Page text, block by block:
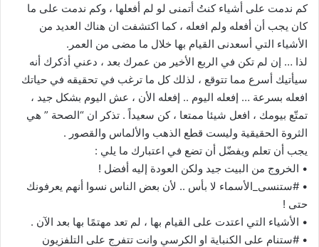
كم ندمت على أشياء كنتُ أتمنى لو لم أفعلها ، وكم ندمت على ما
كان يجب أن أفعله ولم افعله ، كما اكتشفت ان هناك العديد من
الأشياء التي أسعدنى القيام بها خلال ما مضى من العمر.
لذا … إن لم تكن في الربع الأخير من عمرك بعد ، دعني أذكرك أنه
سيأتيك أسرع مما تتوقع ، لذلك كل ما ترغب في تحقيقه في حياتك
افعله بسرعة … إفعله اليوم .. إفعله الأن ، عش اليوم بشكل جيد ،
تمتّع بيومك ، افعل شيئا ممتعا ، كن سعيداً . تذكر ان “الصحة ” هي
الثروة الحقيقية وليست قطع الذهب والألماس والقصور .
يجب أن تعلم ويفضّل أن تضع في اعتبارك ما يلي :
• الخروج من البيت جيد ولكن العودة إليه أفضل !
• #ستنسى_الأسماء لا بأس .. لأن بعض الناس نسوا أنهم يعرفونك
حتى !
• الأشياء التي اعتدت على القيام بها ، لم تعد مهتمًا بها بعد الآن .
• #ستنام على الكنباية او الكرسي وانت تتفرج على التلفزيون